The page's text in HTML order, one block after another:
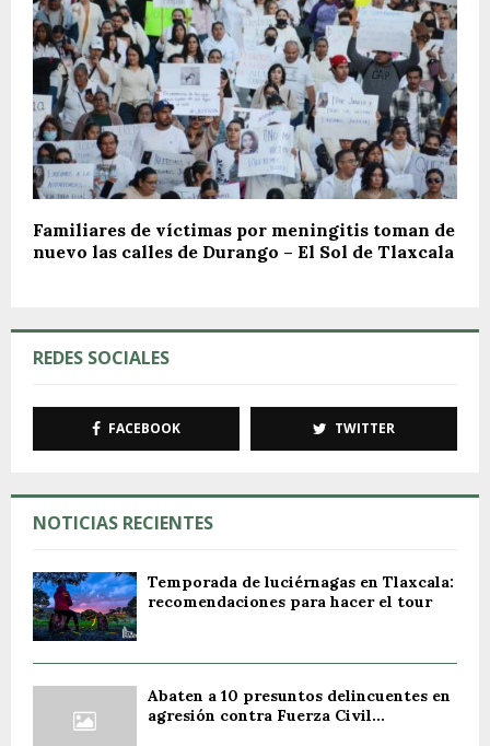
Familiares de víctimas por meningitis toman de
nuevo las calles de Durango – El Sol de Tlaxcala
REDES SOCIALES
FACEBOOK TWITTER
NOTICIAS RECIENTES
Temporada de luciérnagas en Tlaxcala:
recomendaciones para hacer el tour
Abaten a 10 presuntos delincuentes en
agresión contra Fuerza Civil...